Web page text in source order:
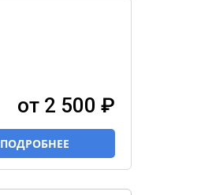
от 2 500 ₽
ПОДРОБНЕЕ